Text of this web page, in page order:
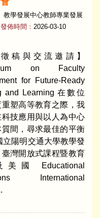
教學發展中心教師專業發展
發佈時間： 2026-03-10
徵稿與交流邀請】
on Faculty
for Future-Ready
and Learning 在數位
塑高等教育之際，我
技應用與以人為中心
質間，尋求最佳的平衡
立陽明交通大學教學發
臺灣開放式課程暨教育
國 Educational
International